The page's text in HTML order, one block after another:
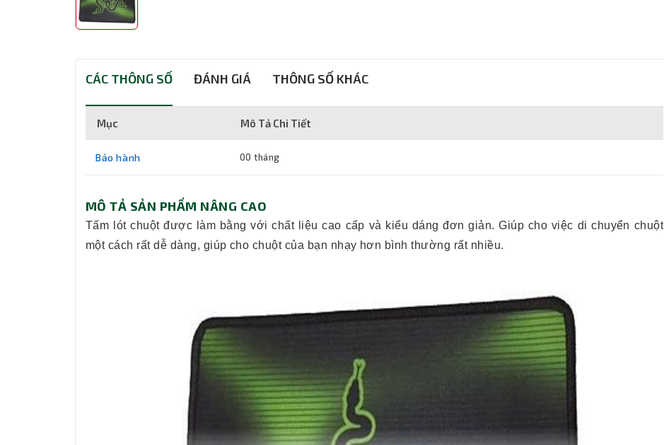
CÁC THÔNG SỐ ĐÁNH GIÁ THÔNG SỐ KHÁC
Mục Mô Tả Chi Tiết
Bảo hành 00 tháng
MÔ TẢ SẢN PHẨM NÂNG CAO
Tấm lót chuột được làm bằng với chất liệu cao cấp và kiểu dáng đơn giản. Giúp cho việc di chuyển chuột
một cách rất dễ dàng, giúp cho chuột của bạn nhạy hơn bình thường rất nhiều.